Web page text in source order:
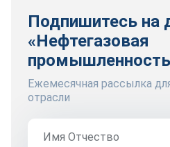
Подпишитесь на
«Нефтегазовая
Ежемесячная рассылка
отрасли